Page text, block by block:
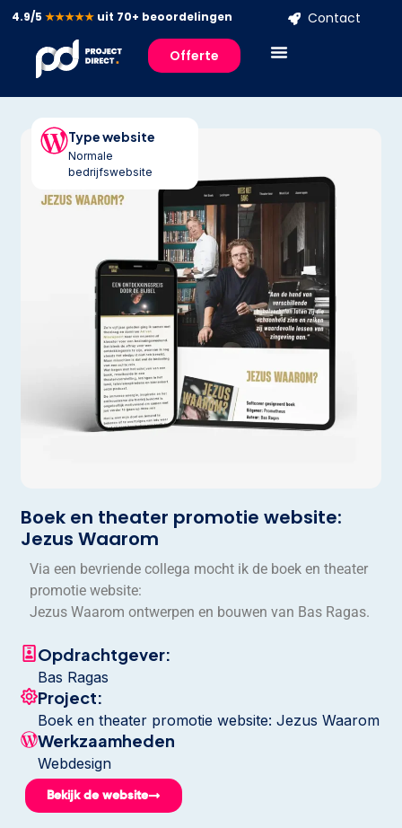
4.9/5 ★★★★★ uit 70+ beoordelingen Contact
Offerte
Type website
Normale
bedrijfswebsite
Boek en theater promotie website:
Jezus Waarom
Via een bevriende collega mocht ik de boek en theater
promotie website:
Jezus Waarom ontwerpen en bouwen van Bas Ragas.
Opdrachtgever:
Bas Ragas
Project:
Boek en theater promotie website: Jezus Waarom
Werkzaamheden
Webdesign
Bekijk de website